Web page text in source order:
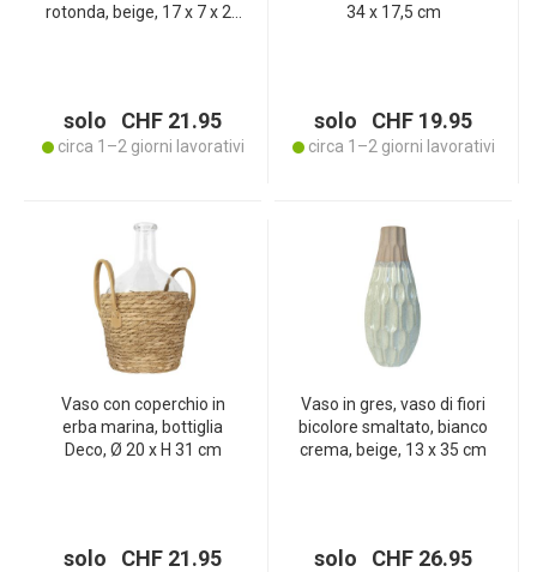
rotonda, beige, 17 x 7 x 20
solo CHF 21.95
circa 1–2 giorni lavorativi
34 x 17,5 cm
solo CHF 19.95
circa 1–2 giorni lavorativi
Vaso con coperchio in
erba marina, bottiglia
Deco, Ø 20 x H 31 cm
solo CHF 21.95
Vaso in gres, vaso di fiori
bicolore smaltato, bianco
crema, beige, 13 x 35 cm
solo CHF 26.95